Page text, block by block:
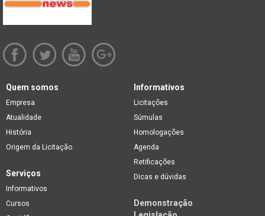
Quem somos
Empresa
Atualidade
História
Origem da Licitação
Informativos
Licitações
Súmulas
Homologações
Agenda
Retificações
Dicas e dúvidas
Serviços
Informativos
Cursos
Demonstração